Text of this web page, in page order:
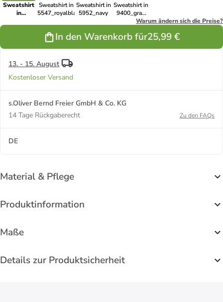
Sweatshirt
in
Sweatshirt in
5547_royalblau
Sweatshirt in
5952_navy
Sweatshirt in
9400_grau
meliertWarum ändern sich die Preise?
In den Warenkorb für25,99 €
13. - 15. August
Kostenloser Versand
s.Oliver Bernd Freier GmbH & Co. KG
14 Tage Rückgaberecht
Zu den FAQs
DE
Material & Pflege
Produktinformation
Maße
Details zur Produktsicherheit